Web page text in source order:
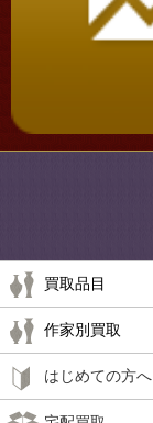
買取品目
作家別買取
はじめての方へ